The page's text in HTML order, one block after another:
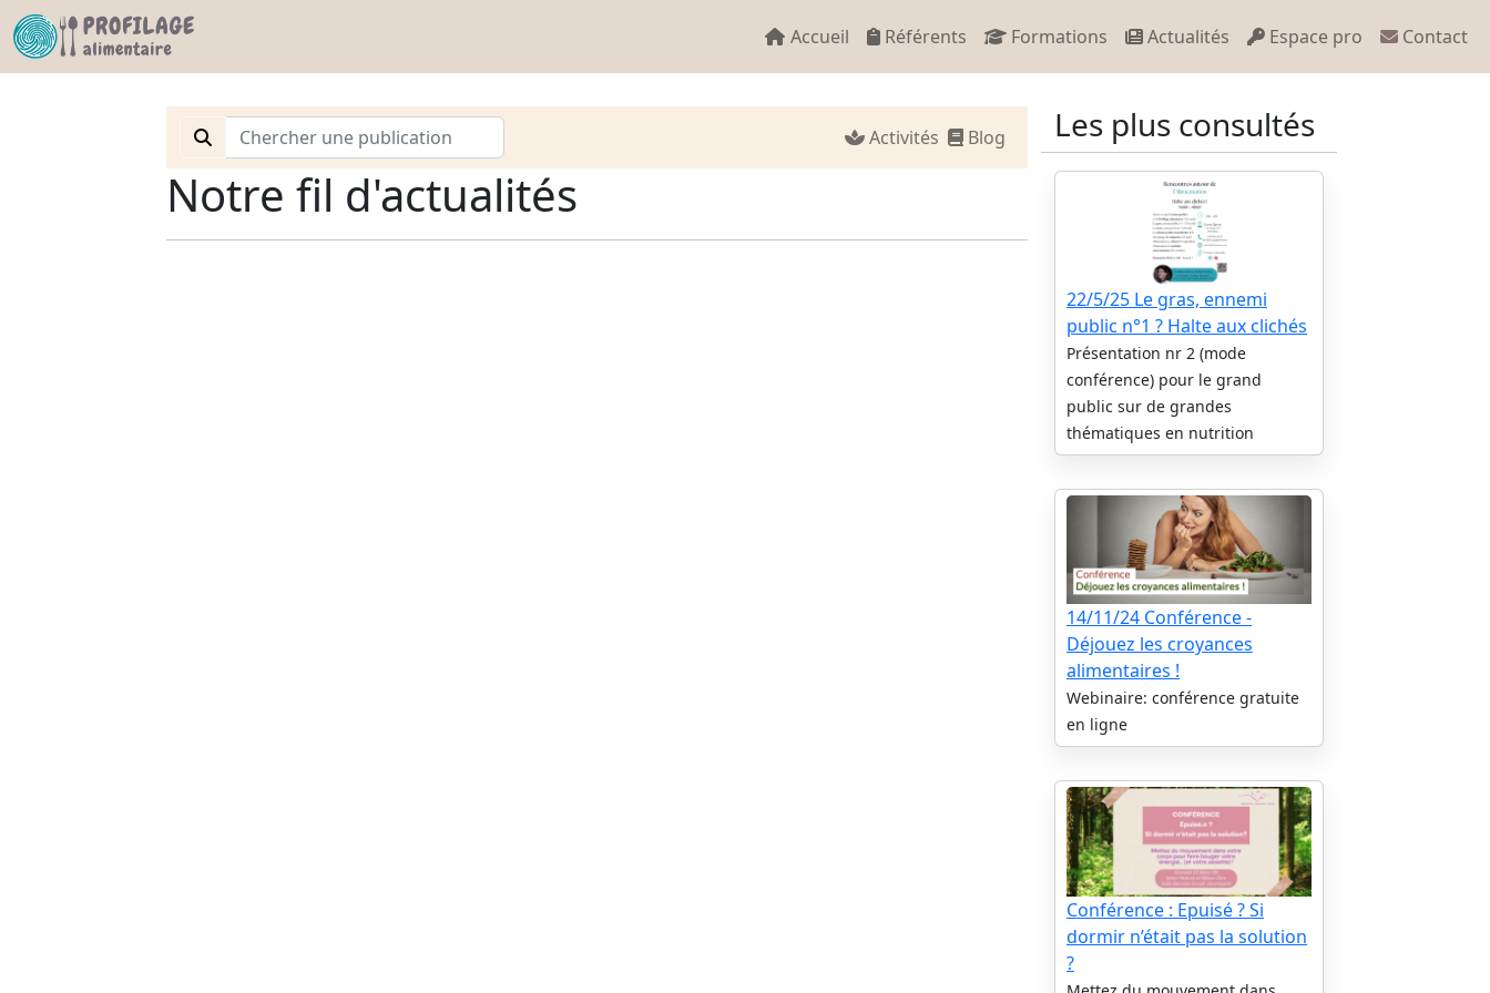
Accueil Référents Formations Actualités Espace pro Contact
Activités Blog
Notre fil d'actualités
Les plus consultés
22/5/25 Le gras, ennemi
public n°1 ? Halte aux clichés
Présentation nr 2 (mode
conférence) pour le grand
public sur de grandes
thématiques en nutrition
14/11/24 Conférence -
Déjouez les croyances
alimentaires !
Webinaire: conférence gratuite
en ligne
Conférence : Epuisé ? Si
dormir n’était pas la solution
?